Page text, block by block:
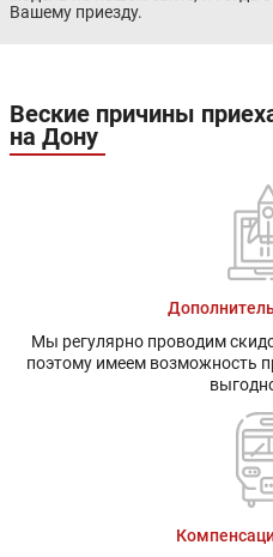
Вашему приезду.
Веские причины
на Дону
Мы регулярно проводим
поэтому имеем возможность